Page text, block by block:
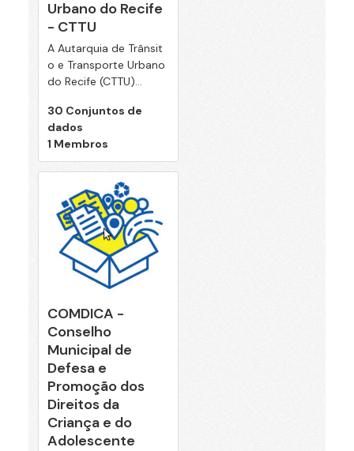
Urbano do Recife
- CTTU
A Autarquia de Trânsit
o e Transporte Urbano
do Recife (CTTU)...
30 Conjuntos de
dados
1 Membros
COMDICA -
Conselho
Municipal de
Defesa e
Promoção dos
Direitos da
Criança e do
Adolescente